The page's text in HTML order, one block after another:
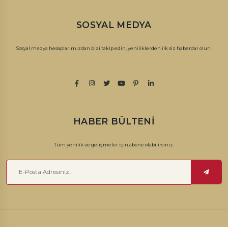
SOSYAL MEDYA
Sosyal medya hesaplarımızdan bizi takip edin, yeniliklerden ilk siz haberdar olun.
HABER BÜLTENI
Tüm yenilik ve gelişmeler için abone olabilirsiniz.